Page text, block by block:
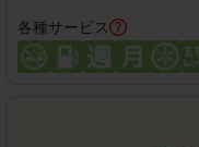
各種サービス